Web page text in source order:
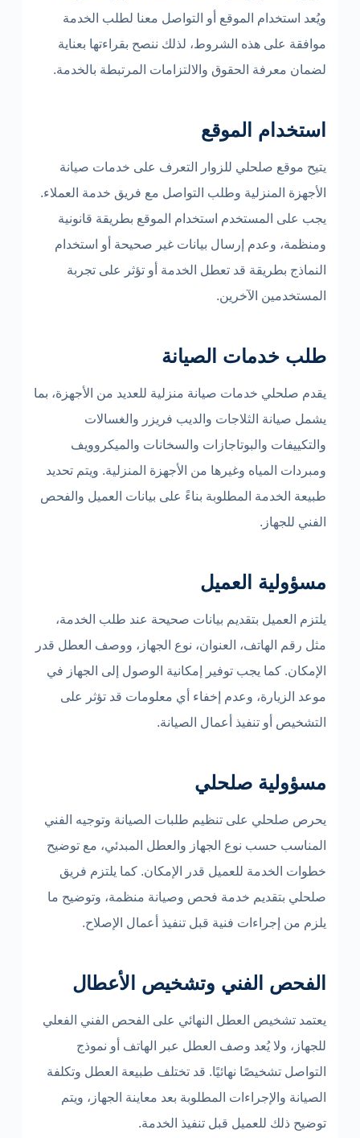
ويُعد استخدام الموقع أو التواصل معنا لطلب الخدمة
موافقة على هذه الشروط، لذلك ننصح بقراءتها بعناية
لضمان معرفة الحقوق والالتزامات المرتبطة بالخدمة.
استخدام الموقع
يتيح موقع صلحلي للزوار التعرف على خدمات صيانة
الأجهزة المنزلية وطلب التواصل مع فريق خدمة العملاء.
يجب على المستخدم استخدام الموقع بطريقة قانونية
ومنظمة، وعدم إرسال بيانات غير صحيحة أو استخدام
النماذج بطريقة قد تعطل الخدمة أو تؤثر على تجربة
المستخدمين الآخرين.
طلب خدمات الصيانة
يقدم صلحلي خدمات صيانة منزلية للعديد من الأجهزة، بما
يشمل صيانة الثلاجات والديب فريزر والغسالات
والتكييفات والبوتاجازات والسخانات والميكروويف
ومبردات المياه وغيرها من الأجهزة المنزلية. ويتم تحديد
طبيعة الخدمة المطلوبة بناءً على بيانات العميل والفحص
الفني للجهاز.
مسؤولية العميل
يلتزم العميل بتقديم بيانات صحيحة عند طلب الخدمة،
مثل رقم الهاتف، العنوان، نوع الجهاز، ووصف العطل قدر
الإمكان. كما يجب توفير إمكانية الوصول إلى الجهاز في
موعد الزيارة، وعدم إخفاء أي معلومات قد تؤثر على
التشخيص أو تنفيذ أعمال الصيانة.
مسؤولية صلحلي
يحرص صلحلي على تنظيم طلبات الصيانة وتوجيه الفني
المناسب حسب نوع الجهاز والعطل المبدئي، مع توضيح
خطوات الخدمة للعميل قدر الإمكان. كما يلتزم فريق
صلحلي بتقديم خدمة فحص وصيانة منظمة، وتوضيح ما
يلزم من إجراءات فنية قبل تنفيذ أعمال الإصلاح.
الفحص الفني وتشخيص الأعطال
يعتمد تشخيص العطل النهائي على الفحص الفني الفعلي
للجهاز، ولا يُعد وصف العطل عبر الهاتف أو نموذج
التواصل تشخيصًا نهائيًا. قد تختلف طبيعة العطل وتكلفة
الصيانة والإجراءات المطلوبة بعد معاينة الجهاز، ويتم
توضيح ذلك للعميل قبل تنفيذ الخدمة.